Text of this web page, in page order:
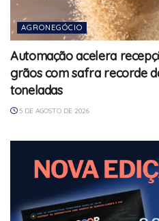
AGRONEGÓCIO
Automação acelera
grãos com safra recorde
toneladas
5 DE AGOSTO DE 2026